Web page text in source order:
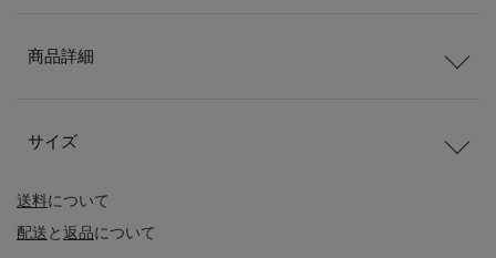
送料について
配送と返品について
商品詳細
サイズ